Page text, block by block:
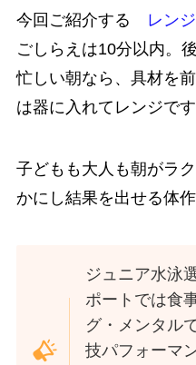
今回ご紹介する レン
ごしらえは10分以内。
忙しい朝なら、具材を
は器に入れてレンジです
子どもも大人も朝がラ
かにし結果を出せる体
ジュニア水泳
ポートでは食
グ・メンタル
技パフォーマ